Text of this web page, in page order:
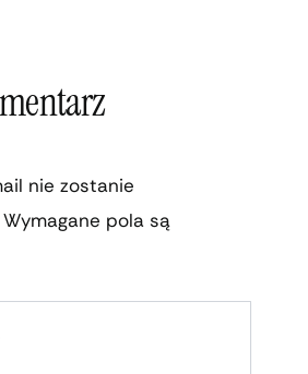
nie zostanie
Wymagane pola są